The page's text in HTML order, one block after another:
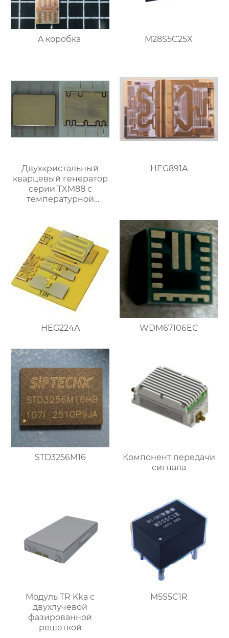
A коробка M28S5C25X
Двухкристальный
кварцевый генератор
серии TXM88 с
температурной
HEG891A
HEG224A WDM67106EC
STD3256M16
Компонент передачи
сигнала
Модуль TR Kka с
двухлучевой
фазированной
решеткой
M5S5C1R